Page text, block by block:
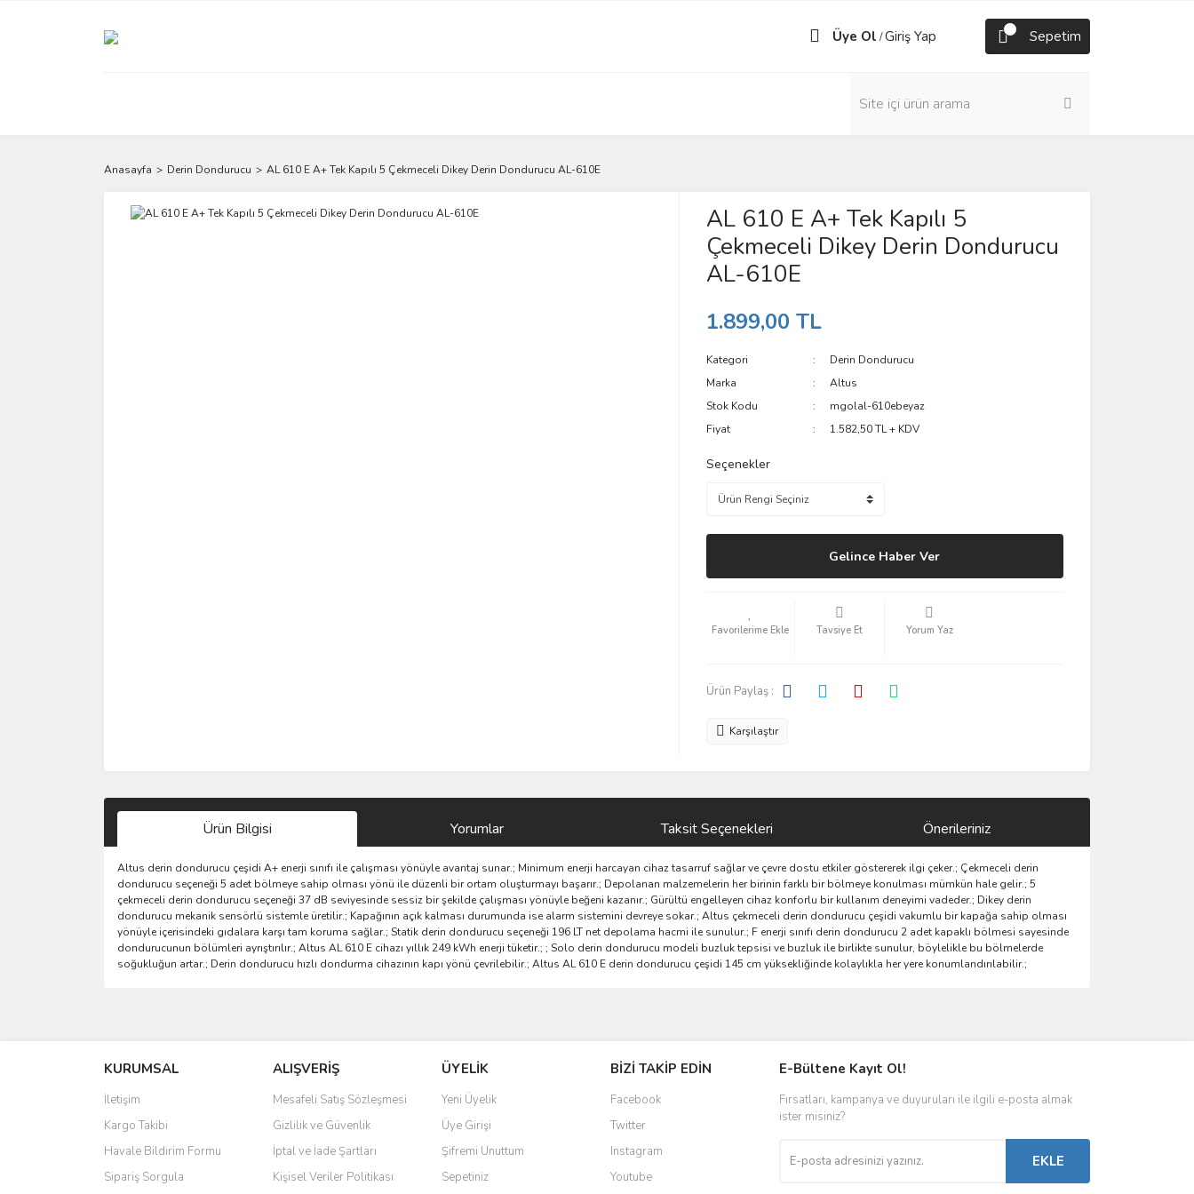
Üye Ol /Giriş Yap Sepetim
Anasayfa Derin Dondurucu AL 610 E A+ Tek Kapılı 5 Çekmeceli Dikey Derin Dondurucu AL-610E
AL 610 E A+ Tek Kapılı 5
Çekmeceli Dikey Derin Dondurucu
AL-610E
1.899,00 TL
Kategori
Derin Dondurucu
Marka
Altus
Stok Kodu
mgolal-610ebeyaz
Fiyat
1.582,50 TL + KDV
Seçenekler
Gelince Haber Ver
Tavsiye Et Yorum Yaz
Ürün Paylaş :
Karşılaştır
Ürün Bilgisi Yorumlar Taksit Seçenekleri Önerileriniz
Altus derin dondurucu çeşidi A+ enerji sınıfı ile çalışması yönüyle avantaj sunar.; Minimum enerji harcayan cihaz tasarruf sağlar ve çevre dostu etkiler göstererek ilgi çeker.; Çekmeceli derin
dondurucu seçeneği 5 adet bölmeye sahip olması yönü ile düzenli bir ortam oluşturmayı başarır.; Depolanan malzemelerin her birinin farklı bir bölmeye konulması mümkün hale gelir.; 5
çekmeceli derin dondurucu seçeneği 37 dB seviyesinde sessiz bir şekilde çalışması yönüyle beğeni kazanır.; Gürültü engelleyen cihaz konforlu bir kullanım deneyimi vadeder.; Dikey derin
dondurucu mekanik sensörlü sistemle üretilir.; Kapağının açık kalması durumunda ise alarm sistemini devreye sokar.; Altus çekmeceli derin dondurucu çeşidi vakumlu bir kapağa sahip olması
yönüyle içerisindeki gıdalara karşı tam koruma sağlar.; Statik derin dondurucu seçeneği 196 LT net depolama hacmi ile sunulur.; F enerji sınıfı derin dondurucu 2 adet kapaklı bölmesi sayesinde
dondurucunun bölümleri ayrıştırılır.; Altus AL 610 E cihazı yıllık 249 kWh enerji tüketir.; ; Solo derin dondurucu modeli buzluk tepsisi ve buzluk ile birlikte sunulur, böylelikle bu bölmelerde
soğukluğun artar.; Derin dondurucu hızlı dondurma cihazının kapı yönü çevrilebilir.; Altus AL 610 E derin dondurucu çeşidi 145 cm yüksekliğinde kolaylıkla her yere konumlandırılabilir.;
Ürün resmi kalitesiz, bozuk veya görüntülenemiyor.
Ürün açıklamasında eksik bilgiler bulunuyor.
Ürün bilgilerinde hatalar bulunuyor.
Ürün fiyatı diğer sitelerden daha pahalı.
Bu ürüne benzer farklı alternatifler olmalı.
KURUMSAL
İletişim
Kargo Takibi
Havale Bildirim Formu
Sipariş Sorgula
ALIŞVERİŞ
Mesafeli Satış Sözleşmesi
Gizlilik ve Güvenlik
İptal ve İade Şartları
Kişisel Veriler Politikası
ÜYELİK
Yeni Üyelik
Üye Girişi
Şifremi Unuttum
Sepetiniz
BİZİ TAKİP EDİN
Facebook
Twitter
Instagram
Youtube
E-Bültene Kayıt Ol!
Fırsatları, kampanya ve duyuruları ile ilgili e-posta almak
ister misiniz?
EKLE